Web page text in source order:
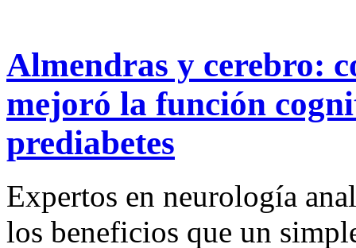
Almendras y cerebro:
mejoró la función
prediabetes
Expertos en neurología
los beneficios que un